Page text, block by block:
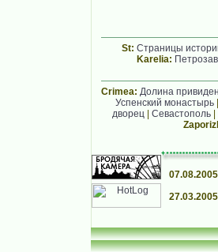
St: Страницы
Karelia:
Crimea: Долина
Успенский монастырь
дворец| Севастополь|
07.08.2005
27.03.2005